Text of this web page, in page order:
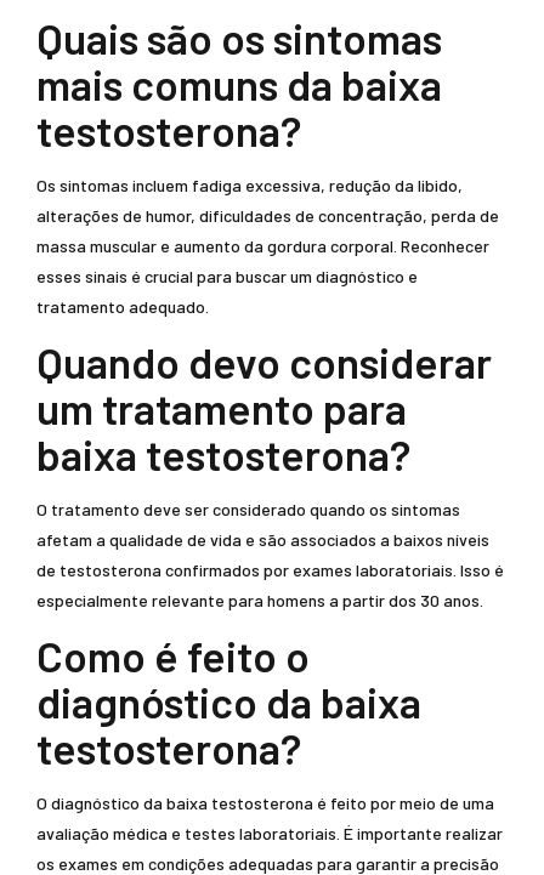
Quais são os sintomas
mais comuns da baixa
testosterona?
Os sintomas incluem fadiga excessiva, redução da libido,
alterações de humor, dificuldades de concentração, perda de
massa muscular e aumento da gordura corporal. Reconhecer
esses sinais é crucial para buscar um diagnóstico e
tratamento adequado.
Quando devo considerar
um tratamento para
baixa testosterona?
O tratamento deve ser considerado quando os sintomas
afetam a qualidade de vida e são associados a baixos níveis
de testosterona confirmados por exames laboratoriais. Isso é
especialmente relevante para homens a partir dos 30 anos.
Como é feito o
diagnóstico da baixa
testosterona?
O diagnóstico da baixa testosterona é feito por meio de uma
avaliação médica e testes laboratoriais. É importante realizar
os exames em condições adequadas para garantir a precisão